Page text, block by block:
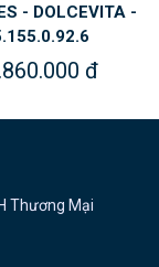
- DOLCEVITA -
đ
Thương Mại